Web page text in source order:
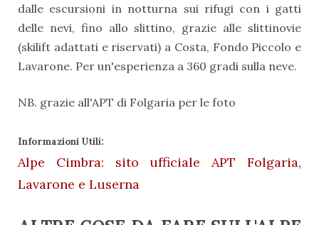
dalle escursioni in notturna sui rifugi con i gatti
delle nevi, fino allo slittino, grazie alle slittinovie
(skilift adattati e riservati) a Costa, Fondo Piccolo e
Lavarone. Per un'esperienza a 360 gradi sulla neve.
NB. grazie all'APT di Folgaria per le foto
Informazioni Utili:
Alpe Cimbra: sito ufficiale APT Folgaria,
Lavarone e Luserna